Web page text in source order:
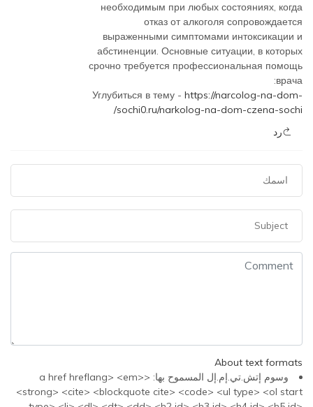
необходимым при любых состояниях, когда
отказ от алкоголя сопровождается
выраженными симптомами интоксикации и
абстиненции. Основные ситуации, в которых
срочно требуется профессиональная помощь
врача:
Углубиться в тему - https://narcolog-na-dom-
sochi0.ru/narkolog-na-dom-czena-sochi/
رد
About text formats
وسوم إتش.تي.إم.إل المسموح بها: <a href hreflang> <em>
<strong> <cite> <blockquote cite> <code> <ul type> <ol start